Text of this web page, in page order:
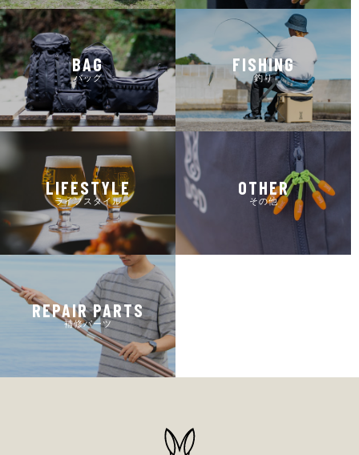
BAG
バッグ
FISHING
釣り
LIFESTYLE
ライフスタイル
OTHER
その他
REPAIR PARTS
補修パーツ